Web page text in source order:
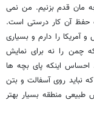
مان قدم بزنیم. من نمی
حفظ آن کار درستی است.
آمریکا را دارم و بسیاری
چمن را نه برای نمایش
احساس اینکه پای بچه ها
نباید روی آسفالت و بتن
منطقه بسیار بهتر